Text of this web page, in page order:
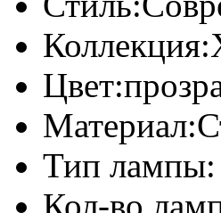
Коллекция:
Цвет:
Материал:
Тип лампы: